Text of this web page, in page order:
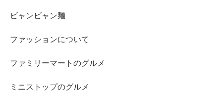
ビャンビャン麺
ファッションについて
ファミリーマートのグルメ
ミニストップのグルメ